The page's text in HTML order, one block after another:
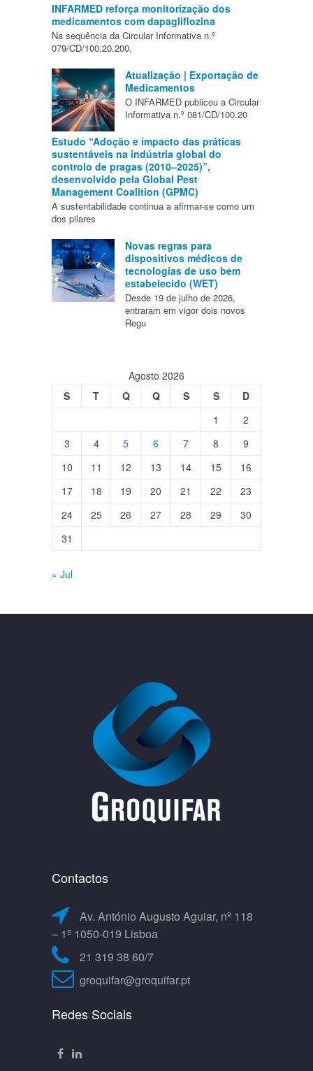
INFARMED reforça monitorização dos
medicamentos com dapagliflozina
Na sequência da Circular Informativa n.º
079/CD/100.20.200,
Atualização | Exportação de
Medicamentos
O INFARMED publicou a Circular
Informativa n.º 081/CD/100.20
Estudo “Adoção e impacto das práticas
sustentáveis na indústria global do
controlo de pragas (2010–2025)”,
desenvolvido pela Global Pest
Management Coalition (GPMC)
A sustentabilidade continua a afirmar-se como um
dos pilares
Novas regras para
dispositivos médicos de
tecnologias de uso bem
estabelecido (WET)
Desde 19 de julho de 2026,
entraram em vigor dois novos
Regu
Agosto 2026
S
T Q Q S S
D
1
2
3
4 5 6 7 8
9
10
11 12 13 14 15
16
17
18 19 20 21 22
23
24
25 26 27 28 29
30
31
« Jul
Contactos
Av. António Augusto Aguiar, nº 118
– 1º 1050-019 Lisboa
21 319 38 60/7
groquifar@groquifar.pt
Redes Sociais